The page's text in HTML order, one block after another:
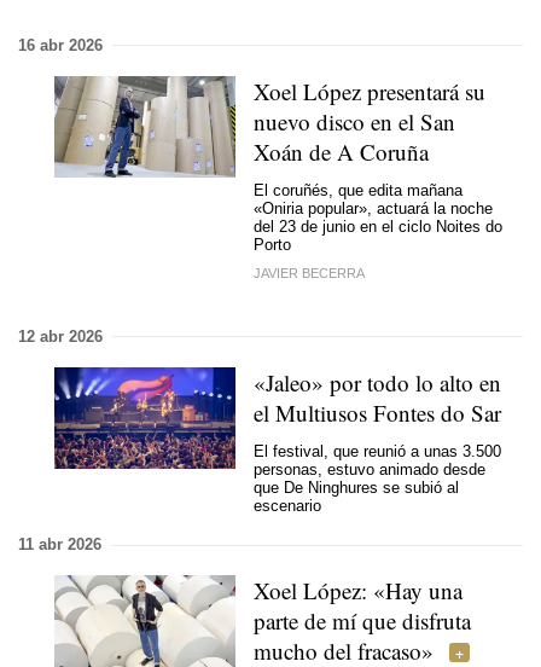
16 abr 2026
Xoel López presentará su
nuevo disco en el San
Xoán de A Coruña
El coruñés, que edita mañana
«Oniria popular», actuará la noche
del 23 de junio en el ciclo Noites do
Porto
JAVIER BECERRA
12 abr 2026
«Jaleo» por todo lo alto en
el Multiusos Fontes do Sar
El festival, que reunió a unas 3.500
personas, estuvo animado desde
que De Ninghures se subió al
escenario
11 abr 2026
Xoel López: «Hay una
parte de mí que disfruta
mucho del fracaso»